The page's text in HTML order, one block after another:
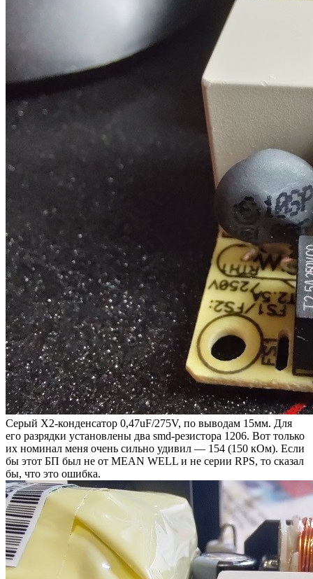
Серый X2-конденсатор 0,47uF/275V, по выводам 15мм. Для
его разрядки установлены два smd-резистора 1206. Вот только
их номинал меня очень сильно удивил — 154 (150 кОм). Если
бы этот БП был не от MEAN WELL и не серии RPS, то сказал
бы, что это ошибка.